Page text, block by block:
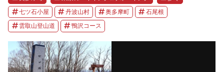
七ツ石小屋 丹波山村 奥多摩町 石尾根
雲取山登山道 鴨沢コース